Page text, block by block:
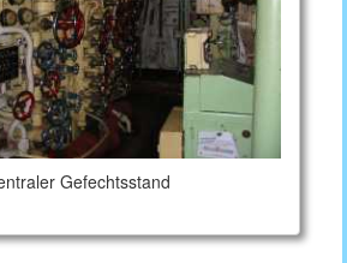
Gefechtsstand